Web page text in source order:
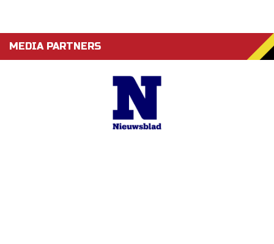
MEDIA PARTNERS